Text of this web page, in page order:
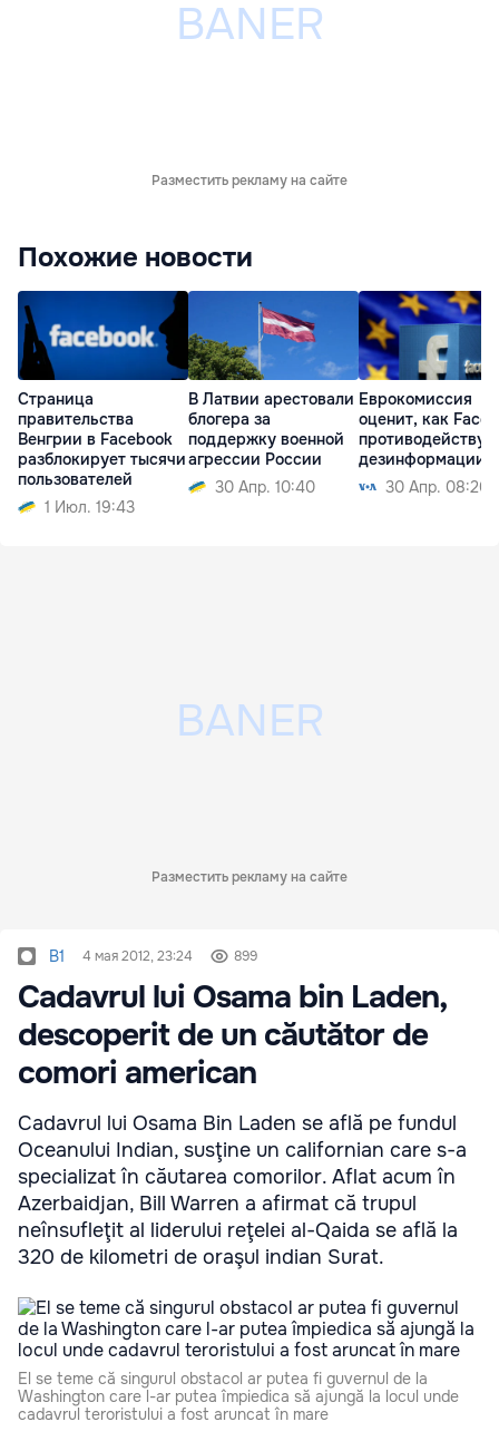
Разместить рекламу на сайте
Похожие новости
Страница
правительства
Венгрии в Facebook
разблокирует тысячи
пользователей
1 Июл. 19:43
В Латвии арестовали
блогера за
поддержку военной
агрессии России
30 Апр. 10:40
Еврокомиссия
оценит, как
дезинформации
30 Апр. 08:20
Разместить рекламу на сайте
B1 4 мая 2012, 23:24 899
Cadavrul lui Osama bin Laden,
descoperit de un căutător de
comori american
Cadavrul lui Osama Bin Laden se află pe fundul
Oceanului Indian, susţine un californian care s-a
specializat în căutarea comorilor. Aflat acum în
Azerbaidjan, Bill Warren a afirmat că trupul
neînsufleţit al liderului reţelei al-Qaida se află la
320 de kilometri de oraşul indian Surat.
El se teme că singurul obstacol ar putea fi guvernul de la
Washington care l-ar putea împiedica să ajungă la locul unde
cadavrul teroristului a fost aruncat în mare